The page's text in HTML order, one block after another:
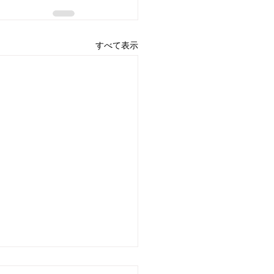
すべて表示